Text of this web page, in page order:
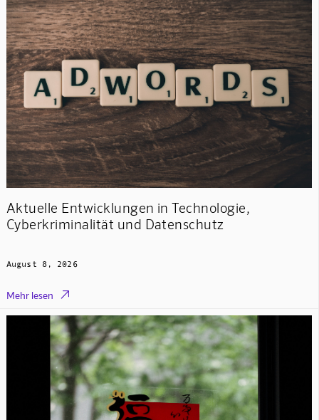
Aktuelle Entwicklungen in Technologie,
Cyberkriminalität und Datenschutz
August 8, 2026
Mehr lesen 